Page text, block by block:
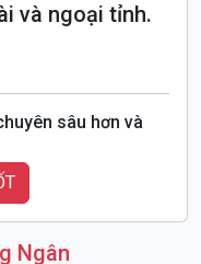
và ngoại tỉnh.
sâu hơn và
Ngân